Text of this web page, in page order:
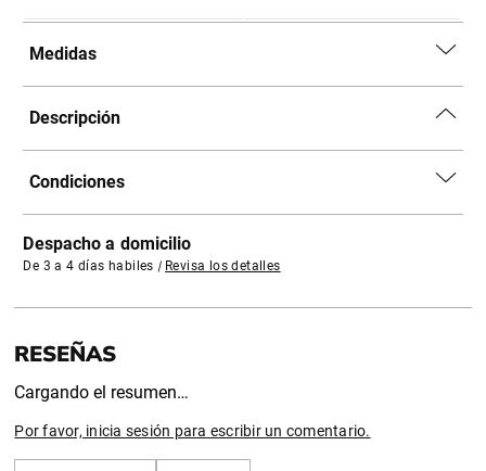
Medidas
Descripción
Condiciones
Despacho a domicilio
De 3 a 4 días habiles | Revisa los detalles
Cargando el resumen…
Por favor, inicia sesión para escribir un comentario.